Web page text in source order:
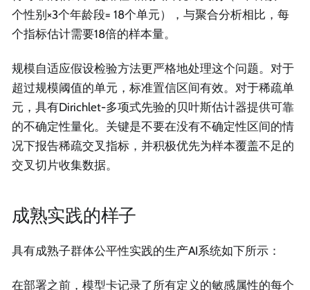
个性别×3个年龄段= 18个单元），与聚合分析相比，每
个指标估计需要18倍的样本量。
规模自适应假设检验方法更严格地处理这个问题。对于
超过规模阈值的单元，标准置信区间有效。对于稀疏单
元，具有Dirichlet-多项式先验的贝叶斯估计器提供可靠
的不确定性量化。关键是不要在没有不确定性区间的情
况下报告稀疏交叉指标，并积极优先为样本覆盖不足的
交叉切片收集数据。
成熟实践的样子
具有成熟子群体公平性实践的生产AI系统如下所示：
在部署之前，模型卡记录了所有定义的敏感属性的每个